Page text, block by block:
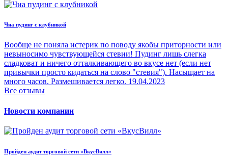
Чиа пудинг с клубникой
Вообще не поняла истерик по поводу якобы приторности или
невыносимо чувствующейся стевии! Пудинг лишь слегка
сладковат и ничего отталкивающего во вкусе нет (если нет
привычки просто кидаться на слово "стевия"). Насыщает на
много часов. Размешивается легко. 19.04.2023
Все отзывы
Новости компании
Пройден аудит торговой сети «ВкусВилл»